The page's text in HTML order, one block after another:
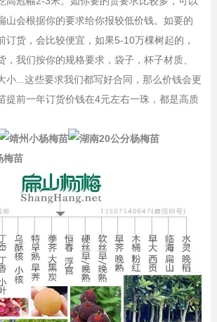
山会根据你的要求给你报较低价钱。如要的
订货，会比较便宜，如果5-10万棵树起的，
，我们按你的规格要求，袋子，杯子材质、
小...这些要求我们都写好合同，那么价钱会更
提前一年订货价钱在4元左右一珠，都是高质